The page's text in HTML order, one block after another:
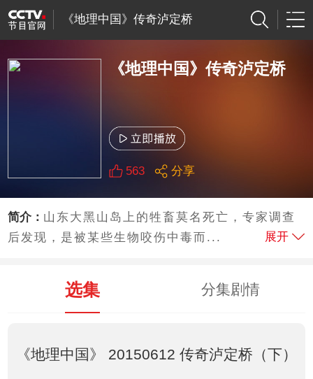
《地理中国》传奇泸定桥
《地理中国》传奇泸定桥
563 分享
简介： 山东大黑山岛上的牲畜莫名死亡，专家调查
后发现，是被某些生物咬伤中毒而...
展开
选集 分集剧情
《地理中国》 20150612 传奇泸定桥（下）